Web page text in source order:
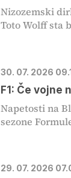
Nizozemski
Toto Wolff sta
30. 07. 2026
F1: Če vojne
Napetosti na
sezone
29. 07. 2026